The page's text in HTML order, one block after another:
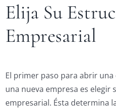
Elija Su
Empresarial
El primer paso para abrir
una nueva empresa es elegir
empresarial. Ésta determina